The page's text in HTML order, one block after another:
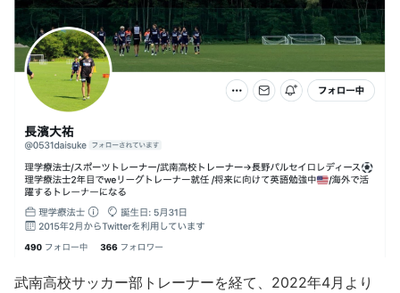
武南高校サッカー部トレーナーを経て、2022年4月より